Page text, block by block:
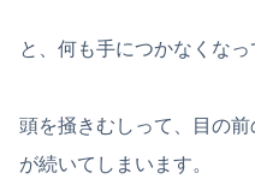
と、何も手につかなくなっ
頭を掻きむしって、目の
が続いてしまいます。